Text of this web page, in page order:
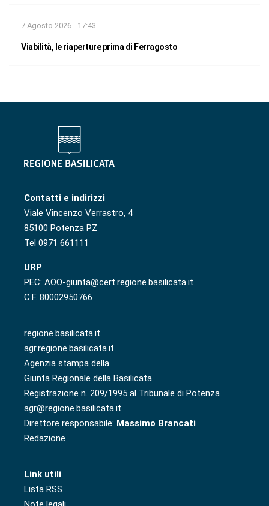
7 Agosto 2026 - 17:43
Viabilità, le riaperture prima di Ferragosto
Contatti e indirizzi
Viale Vincenzo Verrastro, 4
85100 Potenza PZ
Tel 0971 661111
URP
PEC: AOO-giunta@cert.regione.basilicata.it
C.F. 80002950766
regione.basilicata.it
agr.regione.basilicata.it
Agenzia stampa della
Giunta Regionale della Basilicata
Registrazione n. 209/1995 al Tribunale di Potenza
agr@regione.basilicata.it
Direttore responsabile: Massimo Brancati
Redazione
Link utili
Lista RSS